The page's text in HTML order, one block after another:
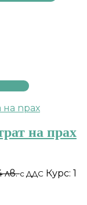
на прах
лв.с ДДС Курс: 1